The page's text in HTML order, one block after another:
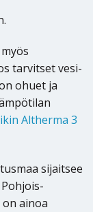
tarvitset vesi-
ohuet ja
Altherma 3
sijaitsee
ainoa